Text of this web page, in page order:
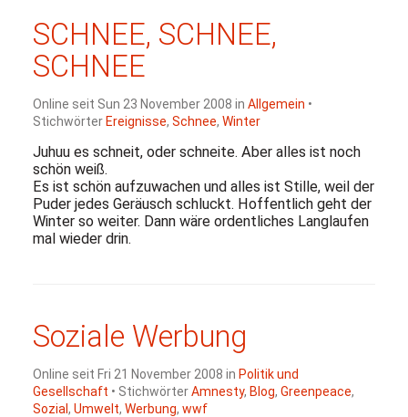
SCHNEE, SCHNEE,
SCHNEE
Online seit Sun 23 November 2008 in Allgemein •
Stichwörter Ereignisse, Schnee, Winter
Juhuu es schneit, oder schneite. Aber alles ist noch
schön weiß.
Es ist schön aufzuwachen und alles ist Stille, weil der
Puder jedes Geräusch schluckt. Hoffentlich geht der
Winter so weiter. Dann wäre ordentliches Langlaufen
mal wieder drin.
Soziale Werbung
Online seit Fri 21 November 2008 in Politik und
Gesellschaft • StichwörterAmnesty, Blog, Greenpeace,
Sozial , Umwelt, Werbung, wwf